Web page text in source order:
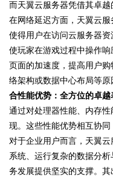
而天翼云服务器凭借其卓
在网络延迟方面，天翼云
使得用户在访问云服务器
使玩家在游戏过程中操作
页面的加速度，提高用户
络架构或数据中心布局等
合性能优势：全方位的卓越
通过对处理器性能、内存
现。这些性能优势相互协同
对于企业用户而言，天翼
系统、运行复杂的数据分
务发展提供坚实的支撑。